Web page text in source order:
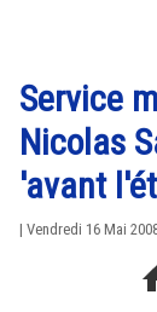
Service
Nicolas
'avant
| Vendredi 16 Mai